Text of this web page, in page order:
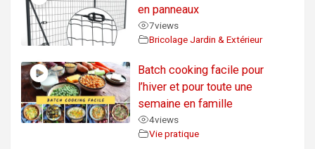
en panneaux
7views
Bricolage Jardin & Extérieur
Batch cooking facile pour
l’hiver et pour toute une
semaine en famille
4views
Vie pratique